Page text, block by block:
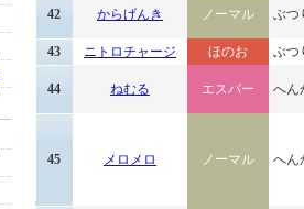
42 からげんき ノーマル ぶつ
43 ニトロチャージ ほのお ぶつ
44 ねむる エスパー へん
45 メロメロ ノーマル へん